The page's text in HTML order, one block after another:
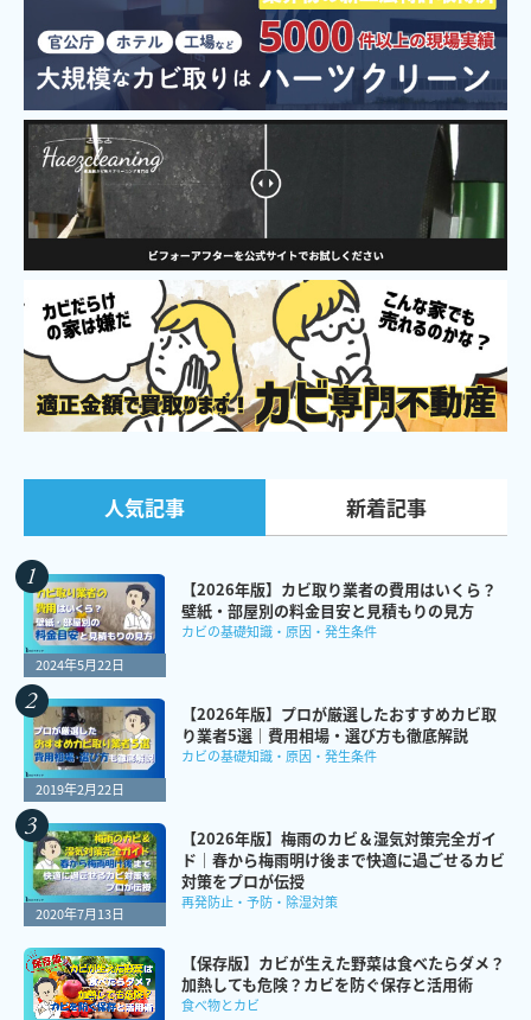
人気記事 新着記事
2024年5月22日
【2026年版】カビ取り業者の費用はいくら？
壁紙・部屋別の料金目安と見積もりの見方
カビの基礎知識・原因・発生条件
2019年2月22日
【2026年版】プロが厳選したおすすめカビ取
り業者5選｜費用相場・選び方も徹底解説
カビの基礎知識・原因・発生条件
2020年7月13日
【2026年版】梅雨のカビ＆湿気対策完全ガイ
ド｜春から梅雨明け後まで快適に過ごせるカビ
対策をプロが伝授
再発防止・予防・除湿対策
【保存版】カビが生えた野菜は食べたらダメ？
加熱しても危険？カビを防ぐ保存と活用術
食べ物とカビ